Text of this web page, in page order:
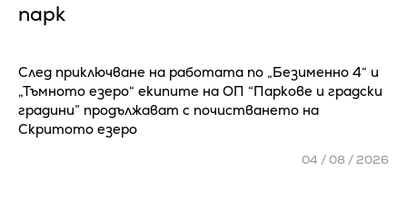
парк
След приключване на работата по „Безименно 4“ и
„Тъмното езеро“ екипите на ОП “Паркове и градски
градини” продължават с почистването на
Скритото езеро
04 / 08 / 2026